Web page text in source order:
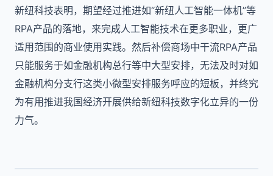
新纽科技表明，期望经过推进如“新纽人工智能一体机”等
RPA产品的落地，来完成人工智能技术在更多职业，更广
适用范围的商业使用实践。然后补偿商场中干流RPA产品
只能服务于如金融机构总行等中大型安排，无法及时对如
金融机构分支行这类小微型安排服务呼应的短板，并终究
为有用推进我国经济开展供给新纽科技数字化立异的一份
力气。